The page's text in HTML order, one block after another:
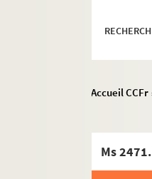
Accueil CCFr
Ms
Ms
Ms